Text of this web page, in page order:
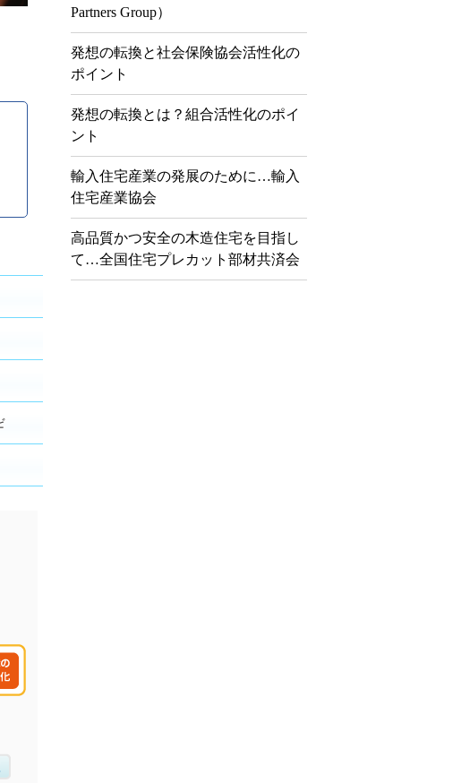
Partners Group）
発想の転換と社会保険協会活性化の
ポイント
発想の転換とは？組合活性化のポイ
ント
輸入住宅産業の発展のために…輸入
住宅産業協会
高品質かつ安全の木造住宅を目指し
て…全国住宅プレカット部材共済会